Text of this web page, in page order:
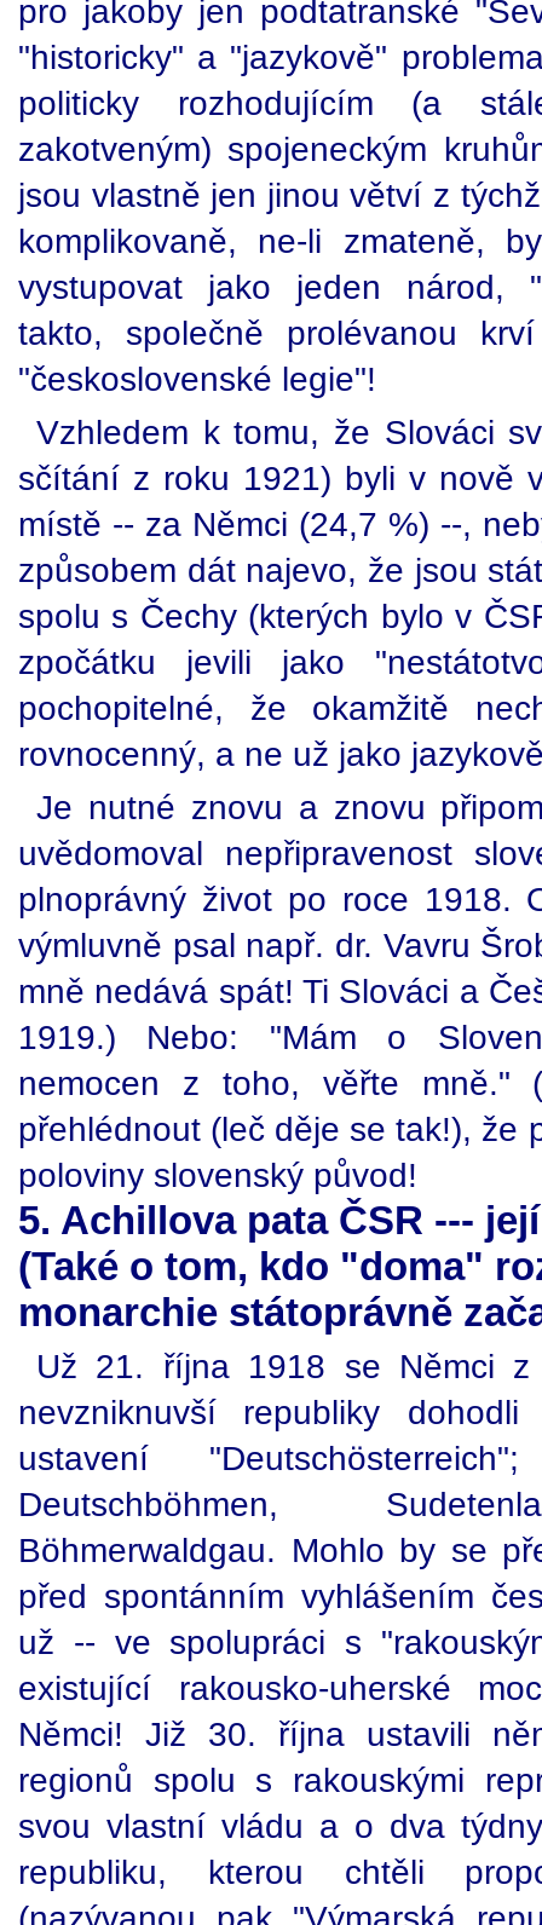
pro jakoby jen podtatranské
"historicky" a "jazykově"
politicky rozhodujícím (a
zakotveným) spojeneckým
jsou vlastně jen jinou větví z
komplikovaně, ne-li zmateně,
vystupovat jako jeden národ,
takto, společně prolévanou
"československé legie"!
Vzhledem k tomu, že Slováci
sčítání z roku 1921) byli v nově
místě -- za Němci (24,7 %) --,
způsobem dát najevo, že jsou
spolu s Čechy (kterých bylo v
zpočátku jevili jako
pochopitelné, že okamžitě
rovnocenný, a ne už jako
Je nutné znovu a znovu
uvědomoval nepřipravenost
plnoprávný život po roce 1918.
výmluvně psal např. dr. Vavru
mně nedává spát! Ti Slováci a
1919.) Nebo: "Mám o
nemocen z toho, věřte mně."
přehlédnout (leč děje se tak!), že
poloviny slovenský původ!
5. Achillova pata ČSR ---
(Také o tom, kdo "doma"
monarchie státoprávně
Už 21. října 1918 se Němci
nevzniknuvší republiky
ustavení
Deutschböhmen,
Böhmerwaldgau. Mohlo by se
před spontánním vyhlášením
už -- ve spolupráci s
existující rakousko-uherské
Němci! Již 30. října ustavili
regionů spolu s rakouskými
svou vlastní vládu a o dva
republiku, kterou chtěli